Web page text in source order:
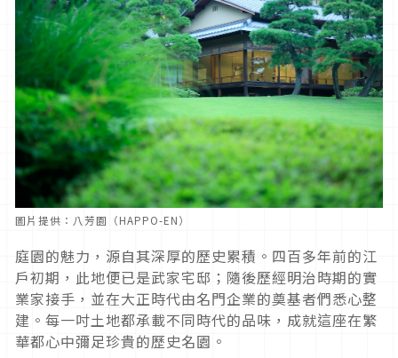
圖片提供：八芳園（HAPPO-EN）
庭園的魅力，源自其深厚的歷史累積。四百多年前的江
戶初期，此地便已是武家宅邸；隨後歷經明治時期的實
業家接手，並在大正時代由名門企業的奠基者們悉心整
建。每一吋土地都承載不同時代的品味，成就這座在繁
華都心中彌足珍貴的歷史名園。